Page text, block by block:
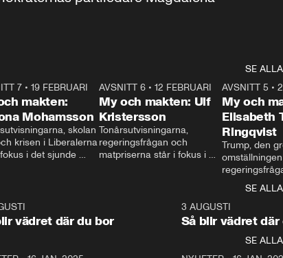
SE ALLA
24:30
7• 19 FEBRUARI
makten:
Mohamsson
skolan
krisen i Liberalerna
i det sjunde
My
ställer
och
till svars.
27:30
AVSNITT 6 •12 FEBRUARI
My och makten: Ulf
Kristersson
Tonårsutvisningarna,
regeringsfrågan och
matpriserna står i fokus i
Rohwedder ställer
statsminister Ulf Kristersson
AVSNITT 5 •
My och
Elisabeth
Ringqvist
Trump, den
centrum i
avsnittet av
Makten”. Se
Aftonbladets
Rohwedder
SE ALLA
vädret där du bor
3 AUGUSTI
Så blir vädret där
SE ALLA